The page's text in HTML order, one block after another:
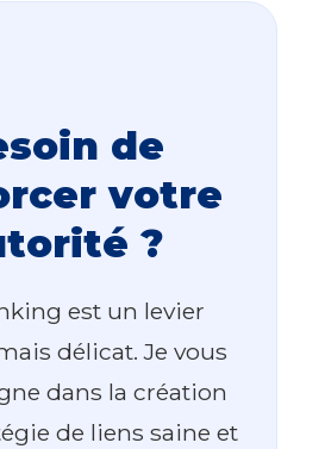
de
votre
?
est un levier
délicat. Je vous
dans la création
de liens saine et